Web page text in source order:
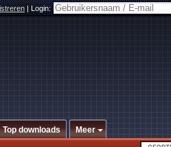
|Login:
Top downloads Meer